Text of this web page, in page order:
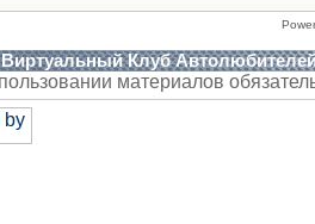
Клуб
материалов